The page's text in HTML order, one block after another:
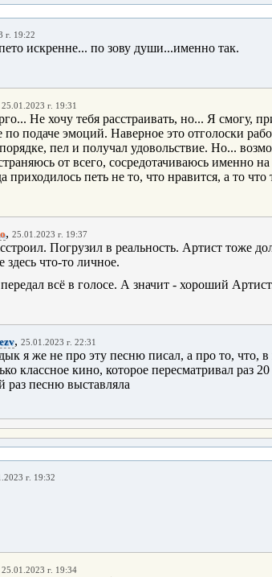
г. 19:22
искренне... по зову души...именно так.
25.01.2023 г. 19:31
Не хочу тебя расстраивать, но... Я смогу,
по подаче эмоций. Наверное это отголоски
пел и получал удовольствие. Но...
от всего, сосредотачиваюсь именно
приходилось петь не то, что нравится, а то что
, 25.01.2023 г. 19:37
Погрузил в реальность. Артист тоже
здесь что-то личное.
всё в голосе. А значит - хороший
, 25.01.2023 г. 22:31
я же не про эту песню писал, а про то, что,
классное кино, которое пересматривал раз
раз песню выставляла
г. 19:32
25.01.2023 г. 19:34